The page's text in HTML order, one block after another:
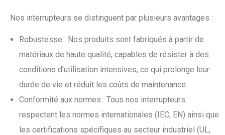
Nos interrupteurs se distinguent par plusieurs avantages :
Robustesse : Nos produits sont fabriqués à partir de
matériaux de haute qualité, capables de résister à des
conditions d'utilisation intensives, ce qui prolonge leur
durée de vie et réduit les coûts de maintenance.
Conformité aux normes : Tous nos interrupteurs
respectent les normes internationales (IEC, EN) ainsi que
les certifications spécifiques au secteur industriel (UL,